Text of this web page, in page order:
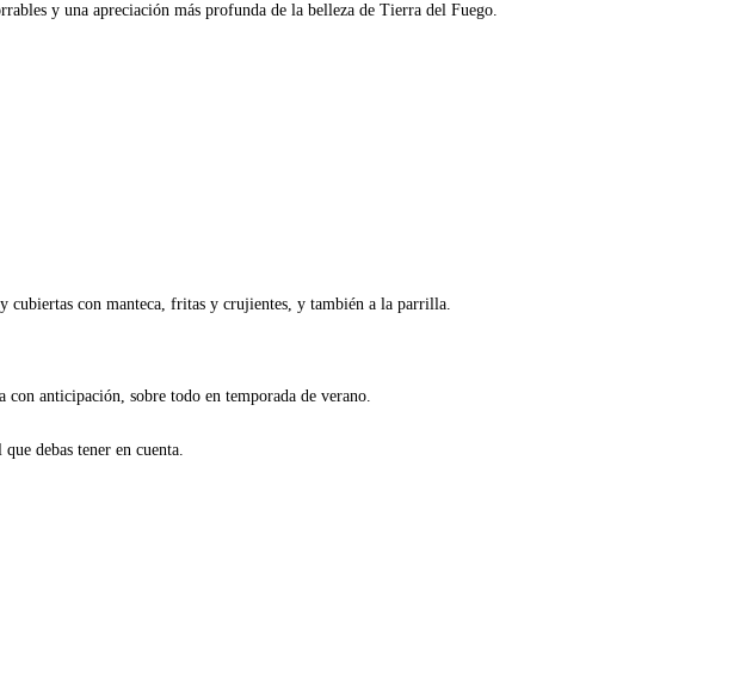
y una apreciación más profunda de la belleza de Tierra del Fuego.
cubiertas con manteca, fritas y crujientes, y también a la parrilla.
con anticipación, sobre todo en temporada de verano.
debas tener en cuenta.